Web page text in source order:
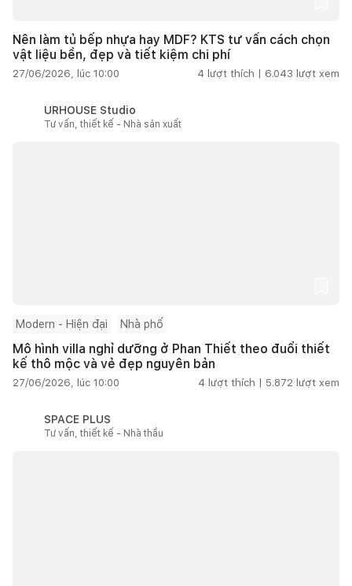
Nên làm tủ bếp nhựa hay MDF? KTS tư vấn cách chọn
vật liệu bền, đẹp và tiết kiệm chi phí
27/06/2026, lúc 10:00 4 lượt thích | 6.043 lượt xem
URHOUSE Studio
Tư vấn, thiết kế - Nhà sản xuất
Modern - Hiện đại Nhà phố
Mô hình villa nghỉ dưỡng ở Phan Thiết theo đuổi thiết
kế thô mộc và vẻ đẹp nguyên bản
27/06/2026, lúc 10:00 4 lượt thích | 5.872 lượt xem
SPACE PLUS
Tư vấn, thiết kế - Nhà thầu